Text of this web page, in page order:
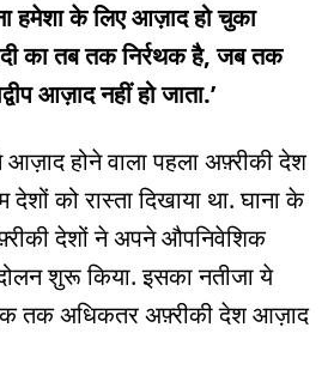
हमेशा के लिए आज़ाद हो चुका
का तब तक निर्रथक है, जब तक
आज़ाद नहीं हो जाता.’
आज़ाद होने वाला पहला अफ़्रीकी देश
को रास्ता दिखाया था. घाना के
देशों ने अपने औपनिवेशिक
शुरू किया. इसका नतीजा ये
तक अधिकतर अफ़्रीकी देश आज़ाद